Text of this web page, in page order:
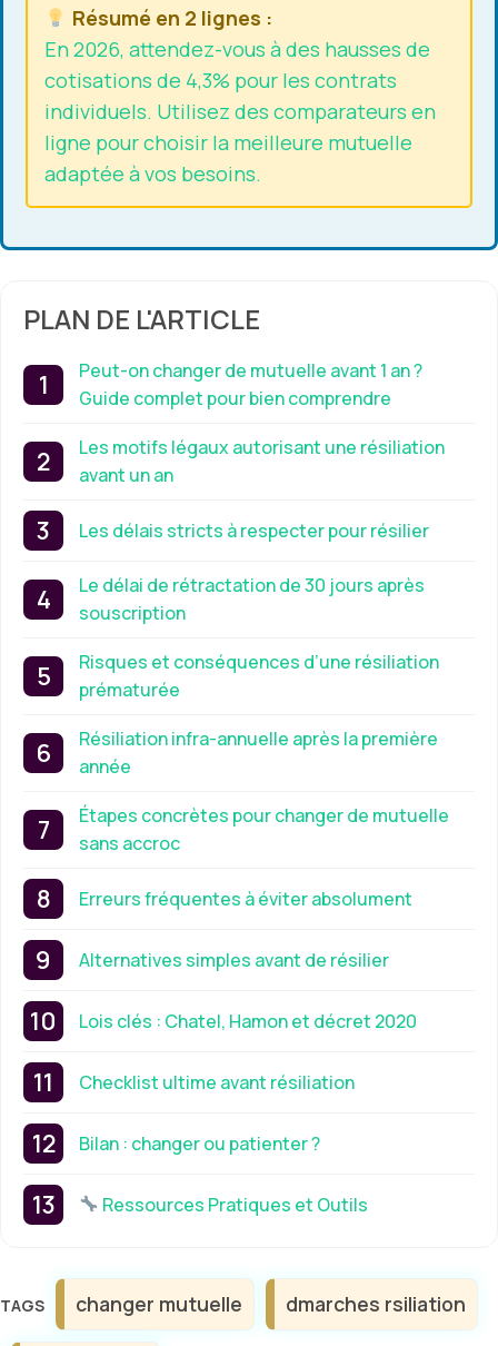
Résumé en 2 lignes :
En 2026, attendez-vous à des hausses de
cotisations de 4,3% pour les contrats
individuels. Utilisez des comparateurs en
ligne pour choisir la meilleure mutuelle
adaptée à vos besoins.
PLAN DE L'ARTICLE
Peut-on changer de mutuelle avant 1 an ?
Guide complet pour bien comprendre
Les motifs légaux autorisant une résiliation
avant un an
Les délais stricts à respecter pour résilier
Le délai de rétractation de 30 jours après
souscription
Risques et conséquences d’une résiliation
prématurée
Résiliation infra-annuelle après la première
année
Étapes concrètes pour changer de mutuelle
sans accroc
Erreurs fréquentes à éviter absolument
Alternatives simples avant de résilier
Lois clés : Chatel, Hamon et décret 2020
Checklist ultime avant résiliation
Bilan : changer ou patienter ?
Ressources Pratiques et Outils
Étiquettes
changer mutuelle dmarches rsiliation